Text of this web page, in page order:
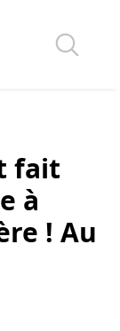
fait
à
! Au